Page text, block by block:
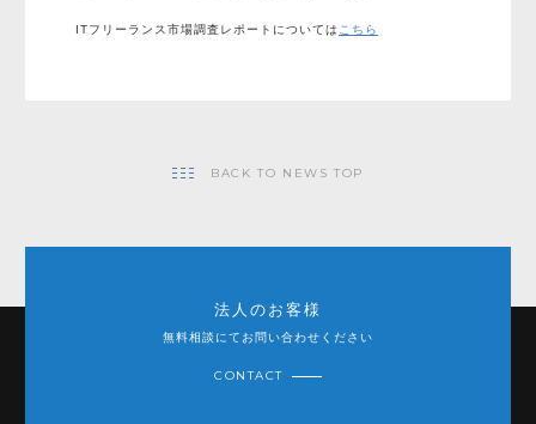
ITフリーランス市場調査レポートについては こちら
BACK TO NEWS TOP
法人のお客様
無料相談にてお問い合わせください
CONTACT